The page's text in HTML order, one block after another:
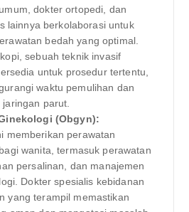
dokter ortopedi, dan
lainnya berkolaborasi untuk
bedah yang optimal.
sebuah teknik invasif
untuk prosedur tertentu,
waktu pemulihan dan
parut.
(Obgyn):
memberikan perawatan
wanita, termasuk perawatan
persalinan, dan manajemen
Dokter spesialis kebidanan
yang terampil memastikan